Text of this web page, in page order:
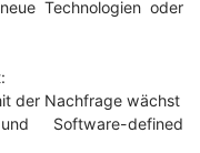
Technologien oder
der Nachfrage wächst
Software-defined